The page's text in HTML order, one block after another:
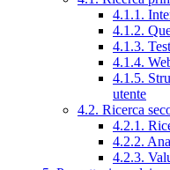
4.1.1.
4.1.2.
4.1.3.
4.1.4.
4.1.5.
utente
4.2. Ricerca
4.2.1.
4.2.2.
4.2.3.